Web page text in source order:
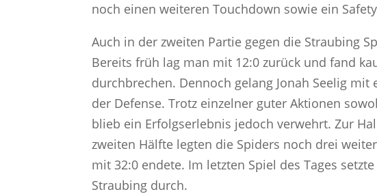
noch einen weiteren Touchdown sowie ein
Auch in der zweiten Partie gegen die Straubing
Bereits früh lag man mit 12:0 zurück und fand
durchbrechen. Dennoch gelang Jonah Seelig
der Defense. Trotz einzelner guter Aktionen
blieb ein Erfolgserlebnis jedoch verwehrt. Zur
zweiten Hälfte legten die Spiders noch drei
mit 32:0 endete. Im letzten Spiel des Tages
Straubing durch.